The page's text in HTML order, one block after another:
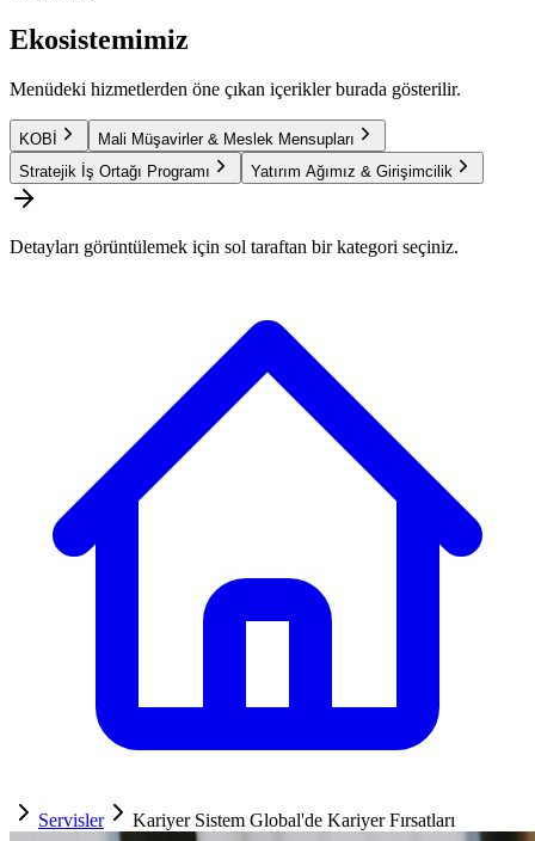
Ekosistemimiz
Menüdeki hizmetlerden öne çıkan içerikler burada gösterilir.
KOBİ
Mali Müşavirler & Meslek Mensupları
Stratejik İş Ortağı Programı
Yatırım Ağımız & Girişimcilik
Detayları görüntülemek için sol taraftan bir kategori seçiniz.
Servisler Kariyer Sistem Global'de Kariyer Fırsatları